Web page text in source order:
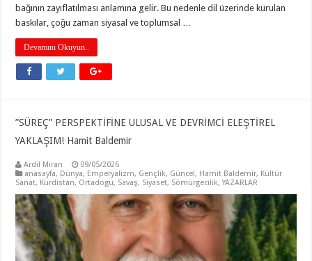
bağının zayıflatılması anlamına gelir. Bu nedenle dil üzerinde kurulan
baskılar, çoğu zaman siyasal ve toplumsal …
Devamını Okuyun..
”SÜREÇ” PERSPEKTİFİNE ULUSAL VE DEVRİMCİ ELEŞTİREL
YAKLAŞIM! Hamit Baldemir
Ardil Miran
09/05/2026
anasayfa, Dünya, Emperyalizm, Gençlik, Güncel, Hamit Baldemir, Kültür
Sanat, Kürdistan, Ortadogu, Savaş, Siyaset, Sömürgecilik,YAZARLAR